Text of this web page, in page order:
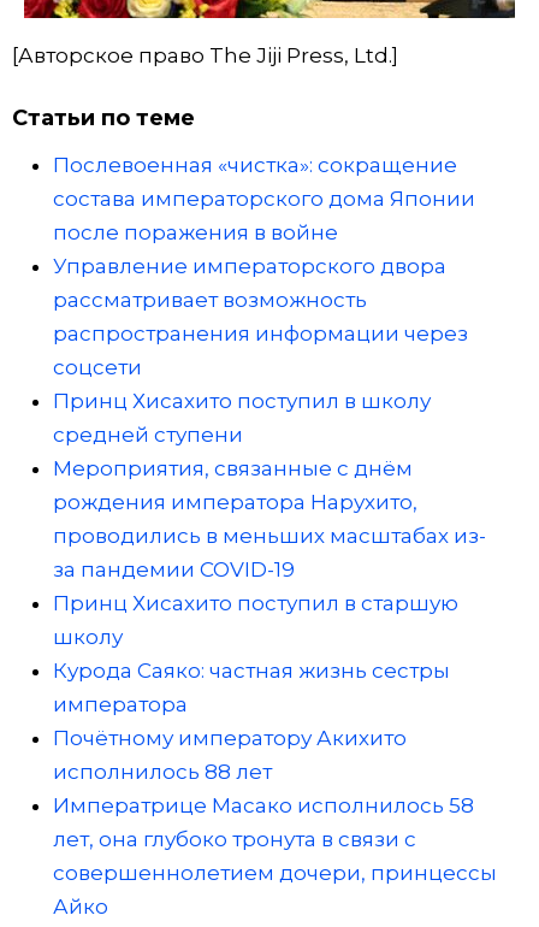
[Авторское право The Jiji Press, Ltd.]
Статьи по теме
Послевоенная «чистка»: сокращение
состава императорского дома Японии
после поражения в войне
Управление императорского двора
рассматривает возможность
распространения информации через
соцсети
Принц Хисахито поступил в школу
средней ступени
Мероприятия, связанные с днём
рождения императора Нарухито,
проводились в меньших масштабах из-
за пандемии COVID-19
Принц Хисахито поступил в старшую
школу
Курода Саяко: частная жизнь сестры
императора
Почётному императору Акихито
исполнилось 88 лет
Императрице Масако исполнилось 58
лет, она глубоко тронута в связи с
совершеннолетием дочери, принцессы
Айко